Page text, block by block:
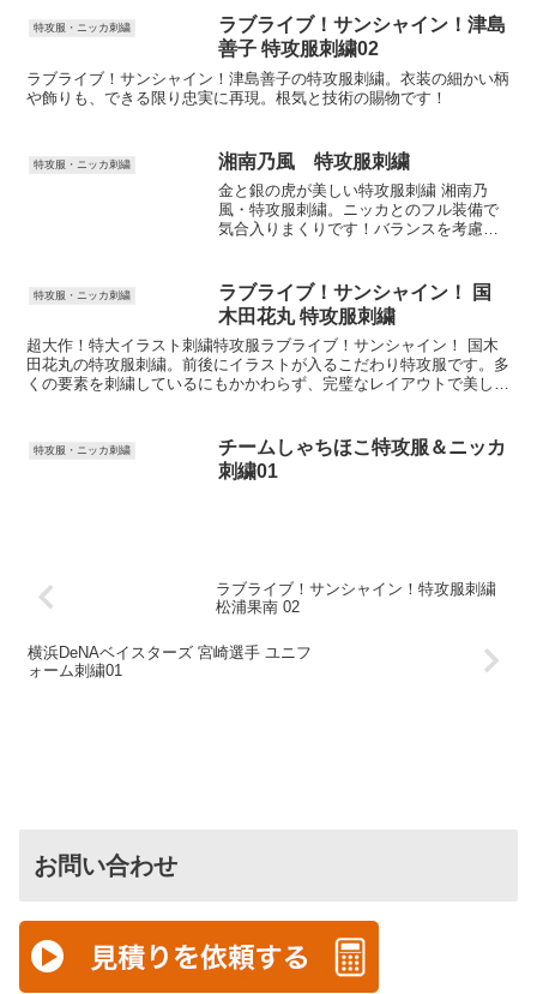
特攻服・ニッカ刺繍
ラブライブ！サンシャイン！津島
善子 特攻服刺繍02
ラブライブ！サンシャイン！津島善子の特攻服刺繍。衣装の細かい柄
や飾りも、できる限り忠実に再現。根気と技術の賜物です！
特攻服・ニッカ刺繍 湘南乃風 特攻服刺繍
金と銀の虎が美しい特攻服刺繍 湘南乃
風・特攻服刺繍。ニッカとのフル装備で
気合入りまくりです！バランスを考慮し
仕上がりです。
特攻服・ニッカ刺繍
ラブライブ！サンシャイン！ 国
木田花丸 特攻服刺繍
超大作！特大イラスト刺繍特攻服ラブライブ！サンシャイン！ 国木
田花丸の特攻服刺繍。前後にイラストが入るこだわり特攻服です。多
くの要素を刺繍しているにもかかわらず、完璧なレイアウトで美しい
特攻服・ニッカ刺繍
チームしゃちほこ特攻服＆ニッカ
刺繍01
ラブライブ！サンシャイン！特攻服刺繍
松浦果南 02
横浜DeNAベイスターズ 宮崎選手 ユニフ
ォーム刺繍01
お問い合わせ